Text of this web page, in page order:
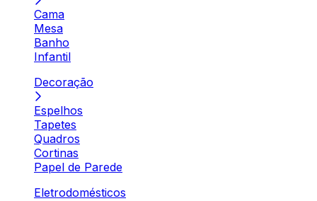
Cama
Mesa
Banho
Infantil
Decoração
Espelhos
Tapetes
Quadros
Cortinas
Papel de Parede
Eletrodomésticos